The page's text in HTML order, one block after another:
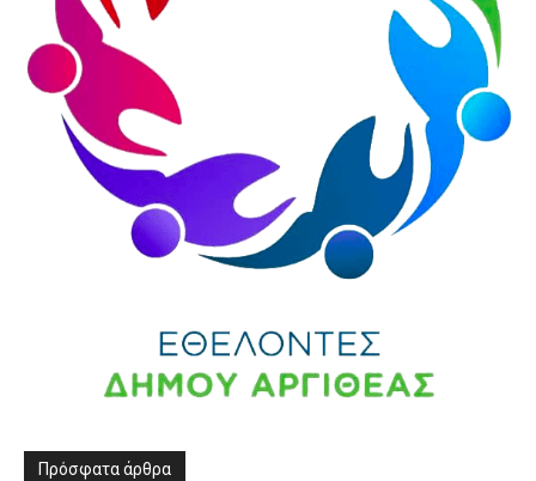
Πρόσφατα άρθρα